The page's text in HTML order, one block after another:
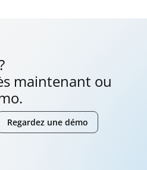
maintenant ou
Regardez une démo